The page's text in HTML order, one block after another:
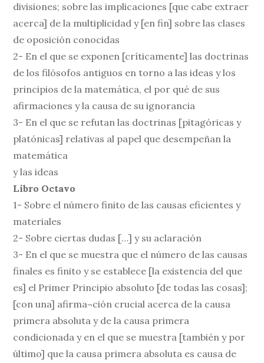
divisiones; sobre las implicaciones [que cabe extraer
acerca] de la multiplicidad y [en fin] sobre las clases
de oposición conocidas
2- En el que se exponen [críticamente] las doctrinas
de los filósofos antiguos en torno a las ideas y los
principios de la matemática, el por qué de sus
afirmaciones y la causa de su ignorancia
3- En el que se refutan las doctrinas [pitagóricas y
platónicas] relativas al papel que desempeñan la
matemática
y las ideas
Libro Octavo
1- Sobre el número finito de las causas eficientes y
materiales
2- Sobre ciertas dudas […] y su aclaración
3- En el que se muestra que el número de las causas
finales es finito y se establece [la existencia del que
es] el Primer Principio absoluto [de todas las cosas];
[con una] afirma¬ción crucial acerca de la causa
primera absoluta y de la causa primera
condicionada y en el que se muestra [también y por
último] que la causa primera absoluta es causa de